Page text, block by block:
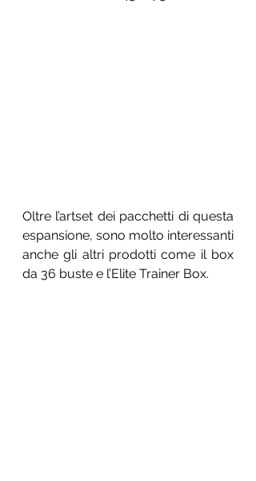
Oltre l’artset dei pacchetti di questa
espansione, sono molto interessanti
anche gli altri prodotti come il box
da 36 buste e l’Elite Trainer Box.